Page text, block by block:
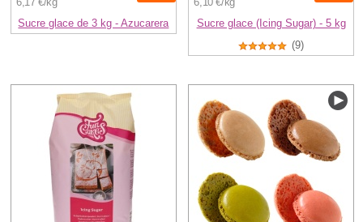
6,17 €/kg
Sucre glace de 3 kg - Azucarera
6,10 €/kg
Sucre glace (Icing Sugar) - 5 kg
(9)